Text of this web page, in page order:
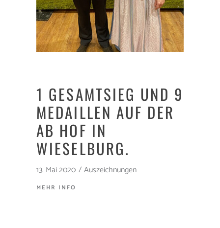
1 GESAMTSIEG UND 9
MEDAILLEN AUF DER
AB HOF IN
WIESELBURG.
13. Mai 2020 Auszeichnungen
MEHR INFO